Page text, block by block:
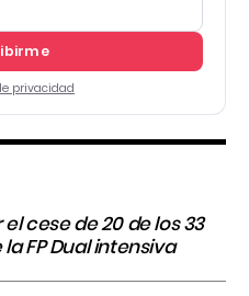
privacidad
cese de 20 de los 33
FP Dual intensiva